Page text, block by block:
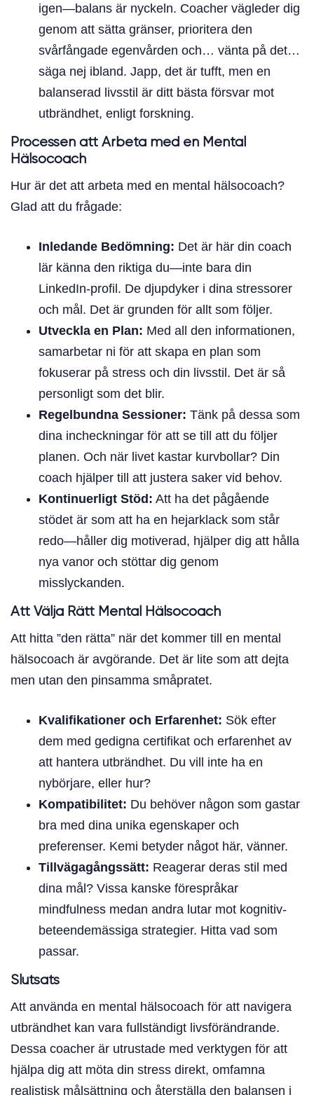
igen—balans är nyckeln. Coacher vägleder dig
genom att sätta gränser, prioritera den
svårfångade egenvården och… vänta på det…
säga nej ibland. Japp, det är tufft, men en
balanserad livsstil är ditt bästa försvar mot
utbrändhet, enligt forskning.
Processen att Arbeta med en Mental
Hälsocoach
Hur är det att arbeta med en mental hälsocoach?
Glad att du frågade:
Inledande Bedömning: Det är här din coach
lär känna den riktiga du—inte bara din
LinkedIn-profil. De djupdyker i dina stressorer
och mål. Det är grunden för allt som följer.
Utveckla en Plan: Med all den informationen,
samarbetar ni för att skapa en plan som
fokuserar på stress och din livsstil. Det är så
personligt som det blir.
Regelbundna Sessioner: Tänk på dessa som
dina incheckningar för att se till att du följer
planen. Och när livet kastar kurvbollar? Din
coach hjälper till att justera saker vid behov.
Kontinuerligt Stöd: Att ha det pågående
stödet är som att ha en hejarklack som står
redo—håller dig motiverad, hjälper dig att hålla
nya vanor och stöttar dig genom
misslyckanden.
Att Välja Rätt Mental Hälsocoach
Att hitta ”den rätta” när det kommer till en mental
hälsocoach är avgörande. Det är lite som att dejta
men utan den pinsamma småpratet.
Kvalifikationer och Erfarenhet: Sök efter
dem med gedigna certifikat och erfarenhet av
att hantera utbrändhet. Du vill inte ha en
nybörjare, eller hur?
Kompatibilitet: Du behöver någon som gastar
bra med dina unika egenskaper och
preferenser. Kemi betyder något här, vänner.
Tillvägagångssätt: Reagerar deras stil med
dina mål? Vissa kanske förespråkar
mindfulness medan andra lutar mot kognitiv-
beteendemässiga strategier. Hitta vad som
passar.
Slutsats
Att använda en mental hälsocoach för att navigera
utbrändhet kan vara fullständigt livsförändrande.
Dessa coacher är utrustade med verktygen för att
hjälpa dig att möta din stress direkt, omfamna
realistisk målsättning och återställa den balansen i